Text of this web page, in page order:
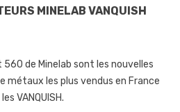
MINELAB VANQUISH
560 de Minelab sont les nouvelles
métaux les plus vendus en France
VANQUISH.